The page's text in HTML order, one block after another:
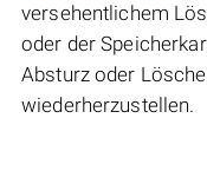
versehentlichem
oder der
Absturz oder
wiederherzustellen.